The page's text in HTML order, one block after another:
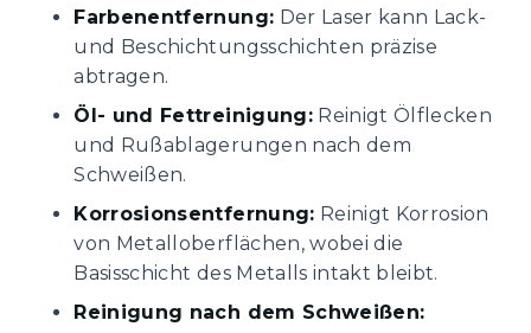
Farbenentfernung: Der Laser kann Lack-
und Beschichtungsschichten präzise
abtragen.
Öl- und Fettreinigung:Reinigt Ölflecken
und Rußablagerungen nach dem
Schweißen.
Korrosionsentfernung: Reinigt Korrosion
von Metalloberflächen, wobei die
Basisschicht des Metalls intakt bleibt.
Reinigung nach dem Schweißen: